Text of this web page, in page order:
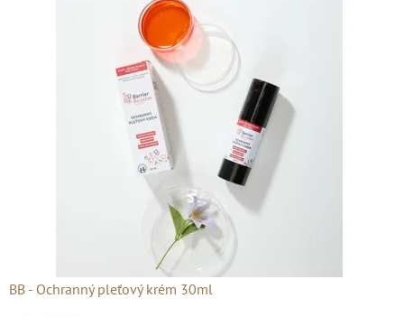
BB - Ochranný pleťový krém 30ml